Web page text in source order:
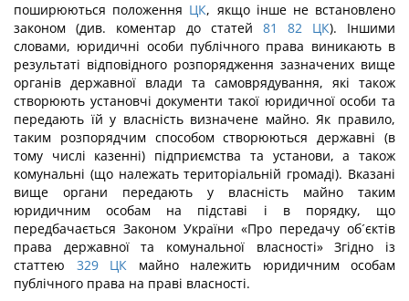
поширюються положення ЦК, якщо інше не встановлено
законом (див. коментар до статей 81 82 ЦК). Іншими
словами, юридичні особи публічного права виникають в
результаті відповідного розпорядження зазначених вище
органів державної влади та самоврядування, які також
створюють установчі документи такої юридичної особи та
передають їй у власність визначене майно. Як правило,
таким розпорядчим способом створюються державні (в
тому числі казенні) підприємства та установи, а також
комунальні (що належать територіальній громаді). Вказані
вище органи передають у власність майно таким
юридичним особам на підставі і в порядку, що
передбачається Законом України «Про передачу об´єктів
права державної та комунальної власності» Згідно із
статтею 329 ЦК майно належить юридичним особам
публічного права на праві власності.